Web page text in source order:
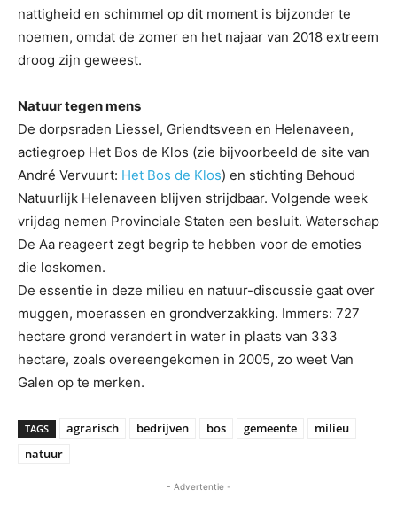
nattigheid en schimmel op dit moment is bijzonder te
noemen, omdat de zomer en het najaar van 2018 extreem
droog zijn geweest.
Natuur tegen mens
De dorpsraden Liessel, Griendtsveen en Helenaveen,
actiegroep Het Bos de Klos (zie bijvoorbeeld de site van
André Vervuurt: Het Bos de Klos) en stichting Behoud
Natuurlijk Helenaveen blijven strijdbaar. Volgende week
vrijdag nemen Provinciale Staten een besluit. Waterschap
De Aa reageert zegt begrip te hebben voor de emoties
die loskomen.
De essentie in deze milieu en natuur-discussie gaat over
muggen, moerassen en grondverzakking. Immers: 727
hectare grond verandert in water in plaats van 333
hectare, zoals overeengekomen in 2005, zo weet Van
Galen op te merken.
TAGS agrarisch bedrijven bos gemeente
milieu
natuur
- Advertentie -